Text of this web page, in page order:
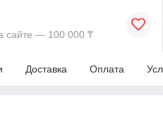
сайте — 100 000 ₸
Доставка Оплата